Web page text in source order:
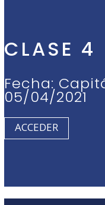
CLASE 4
Fecha:
05/04/2021
ACCEDER